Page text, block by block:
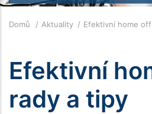
Drobečková
Domů Aktuality Efektivní home
Efektivní
rady a tipy